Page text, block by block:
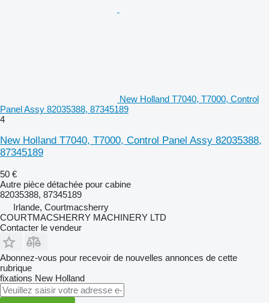
New Holland T7040, T7000, Control
Panel Assy 82035388, 87345189
4
New Holland T7040, T7000, Control Panel Assy 82035388,
87345189
50 €
Autre pièce détachée pour cabine
82035388, 87345189
Irlande, Courtmacsherry
COURTMACSHERRY MACHINERY LTD
Contacter le vendeur
Abonnez-vous pour recevoir de nouvelles annonces de cette
rubrique
fixations New Holland